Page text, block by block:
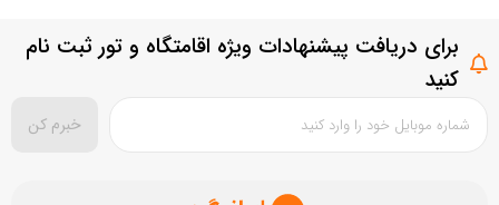
برای دریافت پیشنهادات ویژه اقامتگاه و تور ثبت نام
کنید
خبرم کن